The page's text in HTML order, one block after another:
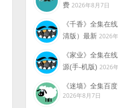
费 2026年8月7日
《千香》全集在
清版）最新 2026
《家业》全集在
源(手-机版) 2026
《迷墙》全集百
2026年8月7日